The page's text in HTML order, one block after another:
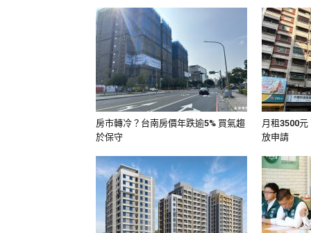
房市轉冷？台南房價年跌逾5% 買氣趨
於保守
月租3500
放申請